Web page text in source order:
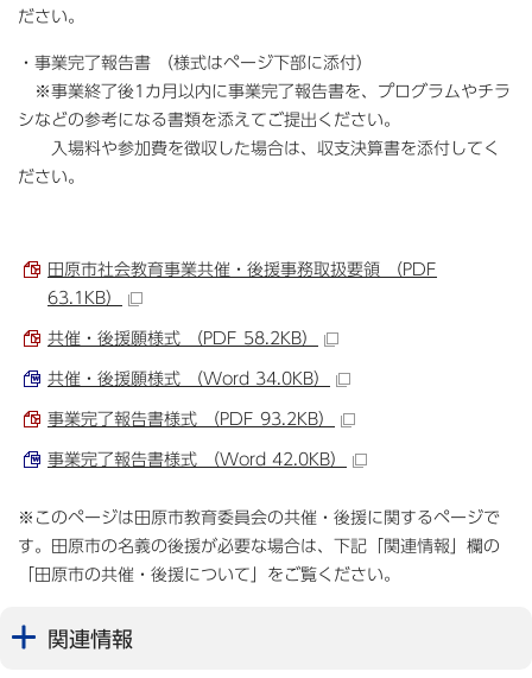
ださい。
・事業完了報告書 （様式はページ下部に添付）
※事業終了後1カ月以内に事業完了報告書を、プログラムやチラ
シなどの参考になる書類を添えてご提出ください。
入場料や参加費を徴収した場合は、収支決算書を添付してく
ださい。
田原市社会教育事業共催・後援事務取扱要領 （PDF
63.1KB）
共催・後援願様式 （PDF 58.2KB）
共催・後援願様式 （Word 34.0KB）
事業完了報告書様式 （PDF 93.2KB）
事業完了報告書様式 （Word 42.0KB）
※このページは田原市教育委員会の共催・後援に関するページで
す。田原市の名義の後援が必要な場合は、下記「関連情報」欄の
「田原市の共催・後援について」をご覧ください。
関連情報